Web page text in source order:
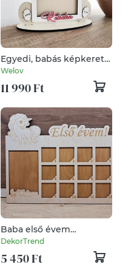
Egyedi, babás képkeret
születési adatokkal –
Welov
11 990 Ft
Baba első évem
képkeret
DekorTrend
5 450 Ft